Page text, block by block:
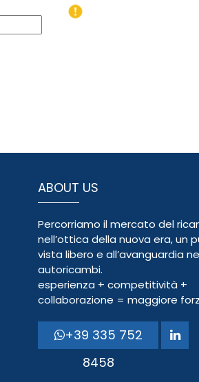
ABOUT US
Percorriamo il mercato del
nell’ottica della nuova era, un
vista libero e all’avanguardia
autoricambi.
esperienza + competitività +
collaborazione = maggiore
+39 335 752
8458